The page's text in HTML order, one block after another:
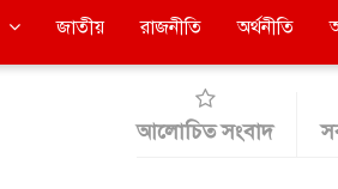
জাতীয় রাজনীতি অর্থনীতি
আলোচিত সংবাদ